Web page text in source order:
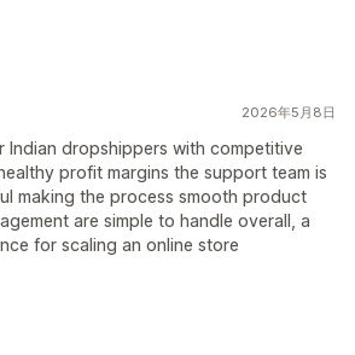
2026年5月8日
Indian dropshippers with competitive
profit margins the support team is
making the process smooth product
are simple to handle overall, a
for scaling an online store